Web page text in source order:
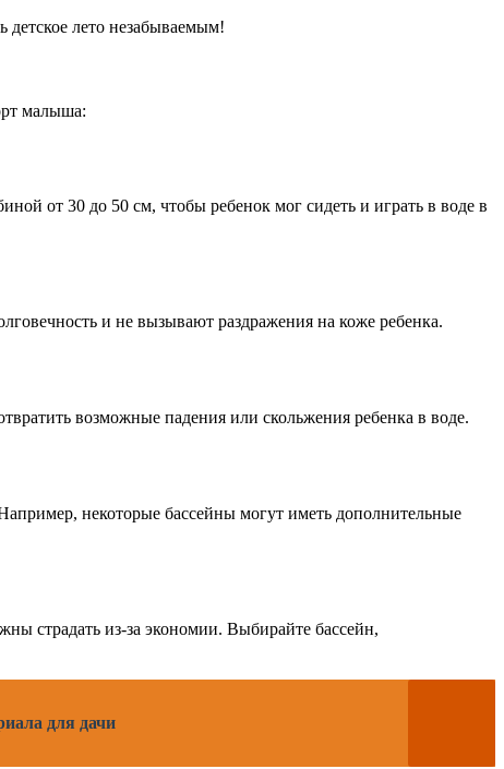
детское лето незабываемым!
малыша:
от 30 до 50 см, чтобы ребенок мог сидеть и играть в воде в
и не вызывают раздражения на коже ребенка.
возможные падения или скольжения ребенка в воде.
некоторые бассейны могут иметь дополнительные
страдать из-за экономии. Выбирайте бассейн,
для дачи